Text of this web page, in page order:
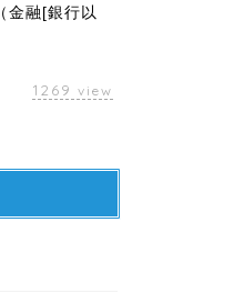
金融[銀行以
1269 view